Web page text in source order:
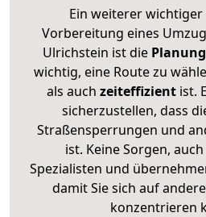
Ein weiterer
Vorbereitung eines
Ulrichstein ist die
wichtig, eine Route zu
als auch zeiteffizientist.
sicherzustellen, dass
Straßensperrungen und
ist. Keine Sorgen,
Spezialisten und
damit Sie sich auf
konzentrieren